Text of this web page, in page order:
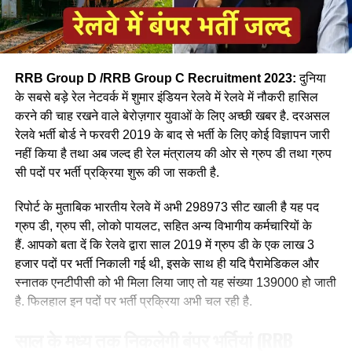
आपने अमूमन पुरुषों को ही रेल चलाते हुए देखा होगा लेकिन माथे पर लाल
बिंदी, भरी हुई मांग और हाथ में लाल चूड़ी पहने हुए महिला लोकों पायलेट
नीलम राथल रेल में सवार हजारों यात्रियों को सुरक्षित गंतव्य पहुंचाने की
रेलवे की सीनियर असिस्टेंट लोको पायलट नीलम बताती है कि जब वे
पेसीजर ट्रेन चलाती है तो कई लोग उन्हें देख कर हेरान रह जाते है कुछ
लड़कीया उन्हे देखकर काफी खुश भी होती है कि एक महिला ट्रेन चल रही
है।
RRB Group D /RRB Group C Recruitment 2023:दुनिया
के सबसे बड़े रेल नेटवर्क में शुमार इंडियन रेलवे में रेलवे में नौकरी हासिल
करने की चाह रखने वाले बेरोज़गार युवाओं के लिए अच्छी खबर है. दरअसल
रेलवे भर्ती बोर्ड ने फरवरी 2019 के बाद से भर्ती के लिए कोई विज्ञापन जारी
नहीं किया है तथा अब जल्द ही रेल मंत्रालय की ओर से ग्रुप डी तथा ग्रुप
सी पदों पर भर्ती प्रक्रिया शुरू की जा सकती है.
रिपोर्ट के मुताबिक भारतीय रेलवे में अभी 298973 सीट खाली है यह पद
ग्रुप डी, ग्रुप सी, लोको पायलट, सहित अन्य विभागीय कर्मचारियों के
हैं. आपको बता दें कि रेलवे द्वारा साल 2019 में ग्रुप डी के एक लाख 3
हजार पदों पर भर्ती निकाली गई थी, इसके साथ ही यदि पैरामेडिकल और
स्नातक एनटीपीसी को भी मिला लिया जाए तो यह संख्या 139000 हो जाती
है. फिलहाल इन पदों पर भर्ती प्रक्रिया अभी चल रही है.